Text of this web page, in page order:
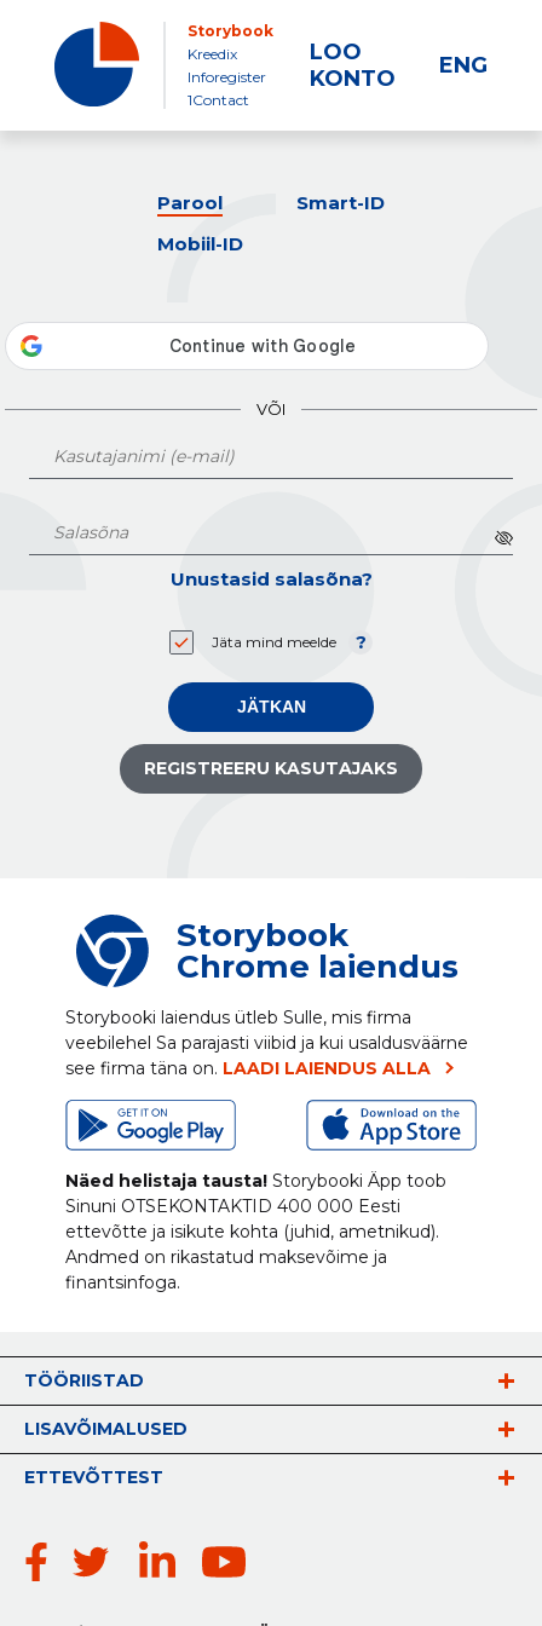
Storybook
Kreedix
Inforegister
1Contact
LOO
KONTO
ENG
Parool
Smart-ID
Mobiil-ID
VÕI
Unustasid salasõna?
Jäta mind meelde
JÄTKAN
REGISTREERU KASUTAJAKS
Storybook
Chrome laiendus
Storybooki laiendus ütleb Sulle, mis firma
veebilehel Sa parajasti viibid ja kui usaldusväärne
see firma täna on. LAADI LAIENDUS ALLA
Näed helistaja tausta! Storybooki Äpp toob
Sinuni OTSEKONTAKTID 400 000 Eesti
ettevõtte ja isikute kohta (juhid, ametnikud).
Andmed on rikastatud maksevõime ja
finantsinfoga.
TÖÖRIISTAD
LISAVÕIMALUSED
ETTEVÕTTEST